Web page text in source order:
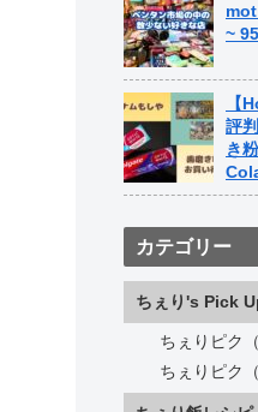
~
【
評
き
カテゴリー
ちぇり's Pick
ちぇりピク
ちぇりピク